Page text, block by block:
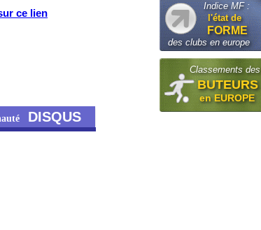
ce lien
DISQUS
Indice MF :
l'état de
FORME
des clubs en europe
Classements des
BUTEURS
en EUROPE